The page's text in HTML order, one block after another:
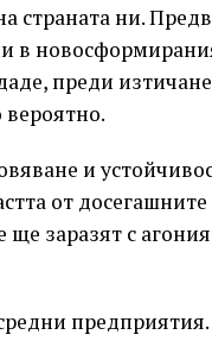
страната ни.
в
преди
вероятно.
и
от досегашните
заразят с
предприятия.